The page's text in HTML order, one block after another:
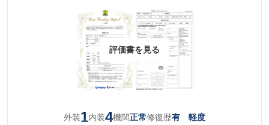
評価書を見る
外装1内装4機関正常修復歴有 軽度